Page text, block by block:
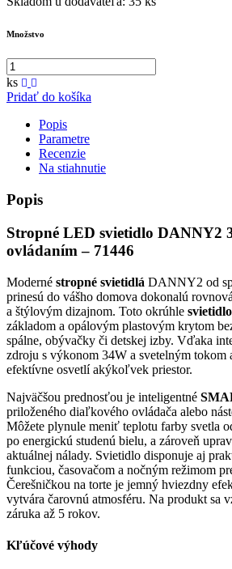
Množstvo
ks
Pridať do košíka
Popis
Parametre
Recenzie
Na stiahnutie
Popis
Stropné LED svietidlo DANNY2
ovládaním – 71446
Moderné stropné svietidlá DANNY2 od
prinesú do vášho domova dokonalú
a štýlovým dizajnom. Toto okrúhle svietidlo
základom a opálovým plastovým krytom
spálne, obývačky či detskej izby. Vďaka
zdroju s výkonom 34W a svetelným tokom
efektívne osvetlí akýkoľvek priestor.
Najväčšou prednosťou je inteligentné
priloženého diaľkového ovládača alebo
Môžete plynule meniť teplotu farby svetla
po energickú studenú bielu, a zároveň
aktuálnej nálady. Svietidlo disponuje aj
funkciou, časovačom a nočným režimom
Čerešničkou na torte je jemný hviezdny
vytvára čarovnú atmosféru. Na produkt sa
záruka až 5 rokov.
Kľúčové výhody